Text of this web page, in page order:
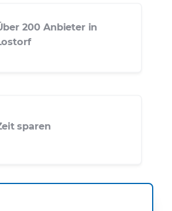
200 Anbieter in
sparen